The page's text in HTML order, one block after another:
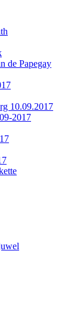
de Papegay
10.09.2017
2017